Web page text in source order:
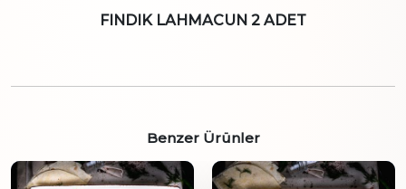
FINDIK LAHMACUN 2 ADET
Benzer Ürünler